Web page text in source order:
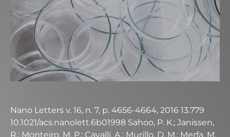
Nano Letters v. 16, n. 7, p. 4656-4664, 2016 13.779
10.1021/acs.nanolett.6b01998 Sahoo, P. K.; Janissen,
R.; Monteiro, M. P.; Cavalli, A.; Murillo, D. M.; Merfa, M.